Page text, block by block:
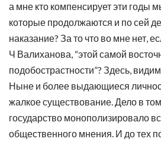
а мне кто компенсирует эти годы
которые продолжаются и по сей
наказание? За то что во мне нет,
Ч Валиханова, “этой самой
подобострастности”? Здесь,
Ныне и более выдающиеся
жалкое существование. Дело в
государство монополизировало
общественного мнения. И до тех